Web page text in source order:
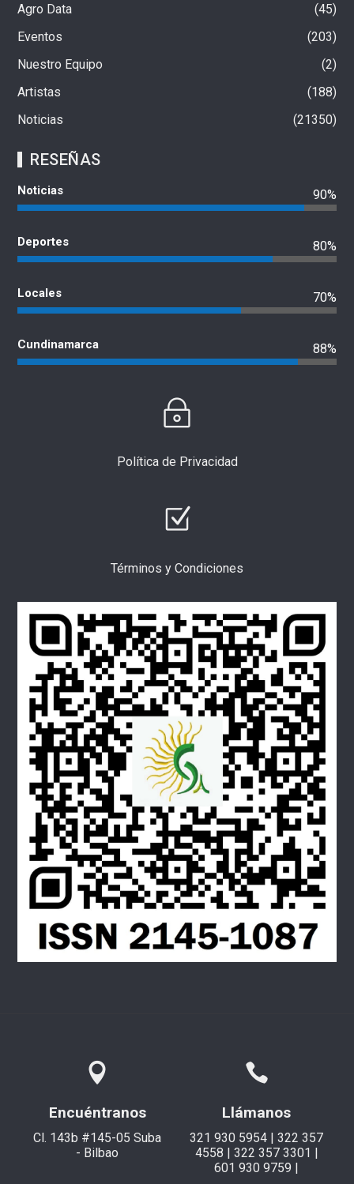
Agro Data
45
Eventos
203
Nuestro Equipo
2
Artistas
188
Noticias
21350
RESEÑAS
Noticias 90%
Deportes 80%
Locales 70%
Cundinamarca 88%
Política de Privacidad
Términos y Condiciones
Encuéntranos
Cl. 143b #145-05 Suba
- Bilbao
Llámanos
321 930 5954 | 322 357
4558 | 322 357 3301 |
601 930 9759 |